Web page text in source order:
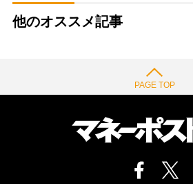
他のオススメ記事
PAGE TOP